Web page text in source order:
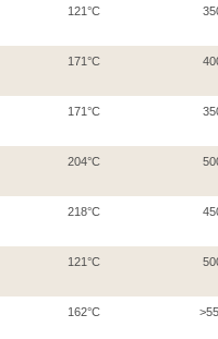
121°C
171°C
171°C
204°C
218°C
121°C
162°C